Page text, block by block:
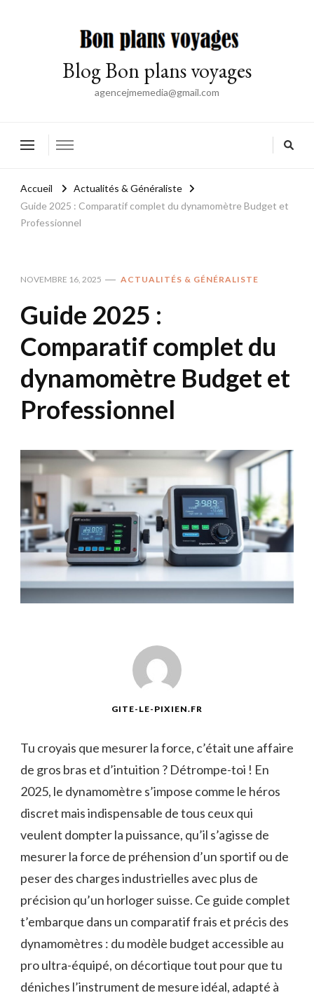
Blog Bon plans voyages
agencejmemedia@gmail.com
Accueil
Actualités & Généraliste
Guide 2025 : Comparatif complet du dynamomètre Budget et
Professionnel
NOVEMBRE 16, 2025 ACTUALITÉS & GÉNÉRALISTE
Guide 2025 :
Comparatif complet du
dynamomètre Budget et
Professionnel
GITE-LE-PIXIEN.FR
Tu croyais que mesurer la force, c’était une affaire
de gros bras et d’intuition ? Détrompe-toi ! En
2025, le dynamomètre s’impose comme le héros
discret mais indispensable de tous ceux qui
veulent dompter la puissance, qu’il s’agisse de
mesurer la force de préhension d’un sportif ou de
peser des charges industrielles avec plus de
précision qu’un horloger suisse. Ce guide complet
t’embarque dans un comparatif frais et précis des
dynamomètres : du modèle budget accessible au
pro ultra-équipé, on décortique tout pour que tu
déniches l’instrument de mesure idéal, adapté à